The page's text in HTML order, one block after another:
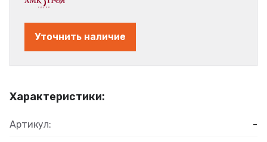
Характеристики:
Артикул: -
Уточнить наличие